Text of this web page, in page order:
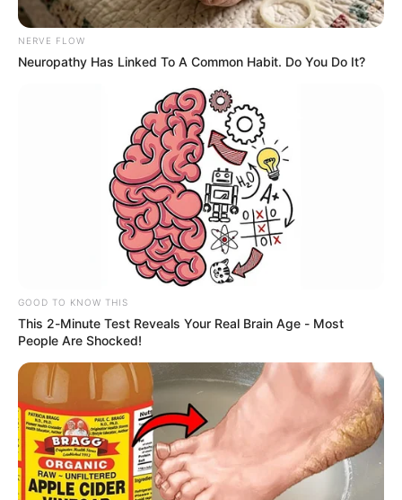
Aumentan los homicidios en
Cartagena: van 21 asesinatos en
diciembre
BARRANQUILLA
Usuarios de taxis y
Barranquilla denuncian
tarifas excesivas por el
SANTANDER
¡Atención! Jornadas de
asignación de citas para
pasaportes en Santander
NERVE FLOW
Neuropathy Has Linked To A Common Habit. Do You Do It?
GOOD TO KNOW THIS
This 2-Minute Test Reveals Your Real Brain Age - Most
People Are Shocked!